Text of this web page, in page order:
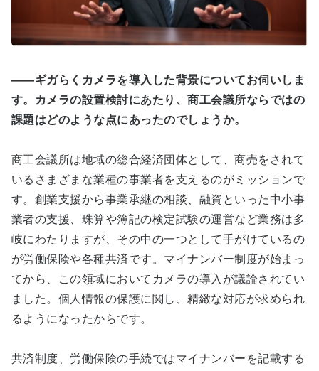
――ギガらくカメラを導入した背景についてお伺いしま
す。カメラの設置検討にあたり、商工会議所ならではの
課題はどのような点にあったのでしょうか。
商工会議所は地域の総合経済団体として、商売をされて
いるさまざまな業種の事業者を支えるのがミッションで
す。創業支援から事業承継の相談、融資といった中小事
業者の支援、珠算や簿記の検定試験の運営など業務は多
岐にわたりますが、その中の一つとして手がけているの
が労働保険や各種共済です。マイナンバー制度が始まっ
てから、この領域においてカメラの導入が議論されてい
ました。個人情報の保護に関し、精緻な対応が求められ
るようになったからです。
共済制度、労働保険の手続ではマイナンバーを記載する